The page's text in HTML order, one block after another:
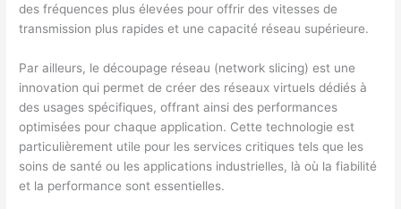
des fréquences plus élevées pour offrir des vitesses de
transmission plus rapides et une capacité réseau supérieure.
Par ailleurs, le découpage réseau (network slicing) est une
innovation qui permet de créer des réseaux virtuels dédiés à
des usages spécifiques, offrant ainsi des performances
optimisées pour chaque application. Cette technologie est
particulièrement utile pour les services critiques tels que les
soins de santé ou les applications industrielles, là où la fiabilité
et la performance sont essentielles.